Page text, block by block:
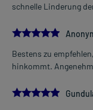
schnelle Linderung
5.0
Bestens zu
hinkommt.
5.0